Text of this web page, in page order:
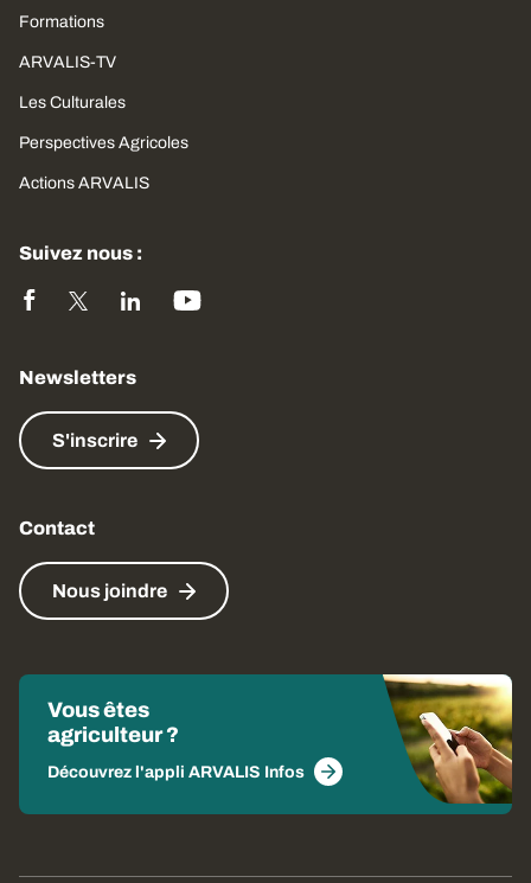
Formations
ARVALIS-TV
Les Culturales
Perspectives Agricoles
Actions ARVALIS
Suivez nous :
Newsletters
S'inscrire
Contact
Nous joindre
Vous êtes
agriculteur ?
Découvrez l'appli ARVALIS Infos